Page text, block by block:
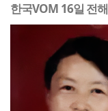
한국VOM 16일 전해